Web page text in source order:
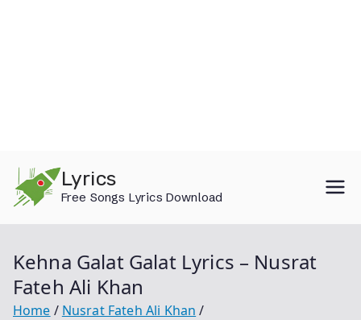
content
Lyrics
Free Songs Lyrics Download
Kehna Galat Galat Lyrics – Nusrat
Fateh Ali Khan
Home
Nusrat Fateh Ali Khan